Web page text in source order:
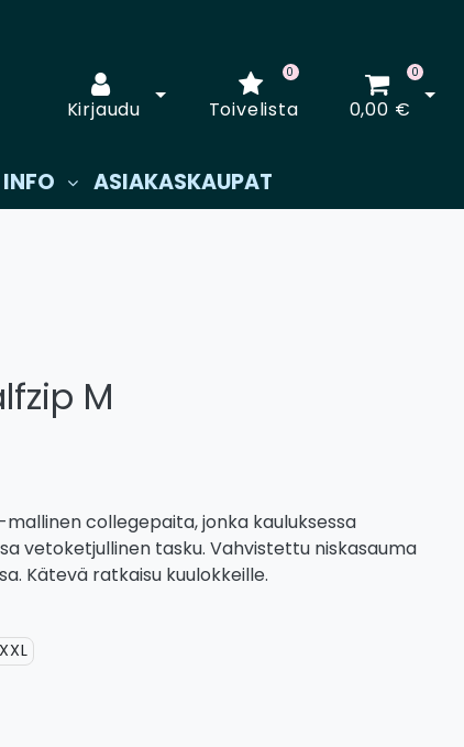
Kirjaudu
Avaa kirjautuminen
Toivelista
0 0
0,00 €
INFO ASIAKASKAUPAT
M
collegepaita, jonka kauluksessa
vetoketjullinen tasku. Vahvistettu niskasauma
Kätevä ratkaisu kuulokkeille.